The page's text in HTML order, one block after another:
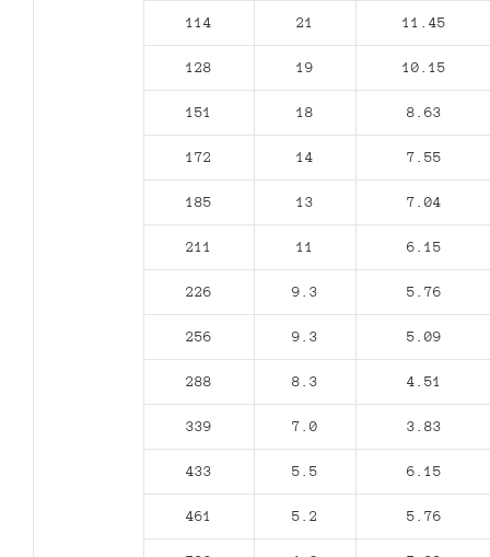
114 21 11.45
128 19 10.15
151 18 8.63
172 14 7.55
185 13 7.04
211 11 6.15
226 9.3 5.76
256 9.3 5.09
288 8.3 4.51
339 7.0 3.83
433 5.5 6.15
461 5.2 5.76